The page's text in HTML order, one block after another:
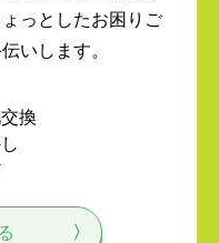
っとしたお困りご
いします。
換